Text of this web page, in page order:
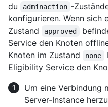
du
adminaction -
konfigurieren. Wenn sich
Zustand
approved
Service den Knoten
Knoten im Zustand
none
Eligibility Service den
Um eine Verbindung
Server-Instance